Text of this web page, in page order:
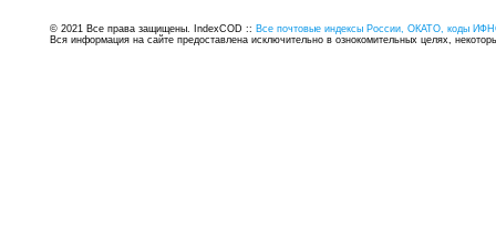
© 2021 Все права защищены. IndexCOD :: Все почтовые индексы России, ОКАТО, коды
Вся информация на сайте предоставлена исключительно в ознокомительных целях,